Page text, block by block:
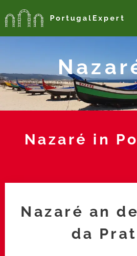
PortugalExpert
Nazaré in
Nazaré an
da